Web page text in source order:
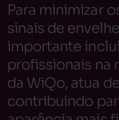
Para minimizar
sinais de
importante
profissionais na
da WiQo, atua
contribuindo